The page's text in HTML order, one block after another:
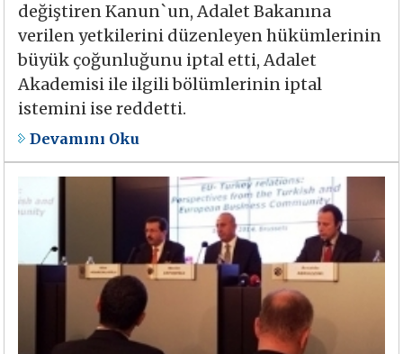
değiştiren Kanun`un, Adalet Bakanına
verilen yetkilerini düzenleyen hükümlerinin
büyük çoğunluğunu iptal etti, Adalet
Akademisi ile ilgili bölümlerinin iptal
istemini ise reddetti.
Devamını Oku